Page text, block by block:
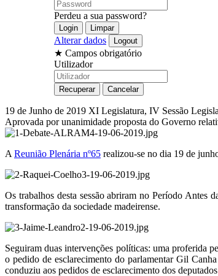
Perdeu a sua password?
Alterar dados
★ Campos obrigatório
Utilizador
19 de Junho de 2019 XI Legislatura, IV Sessão
Aprovada por unanimidade proposta do Governo
A Reunião Plenária nº65 realizou-se no dia 19 de
Os trabalhos desta sessão abriram no Período
transformação da sociedade madeirense.
Seguiram duas intervenções políticas: uma proferida
o pedido de esclarecimento do parlamentar Gil
conduziu aos pedidos de esclarecimento dos